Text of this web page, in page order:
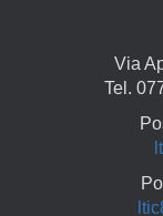
Via
Tel.